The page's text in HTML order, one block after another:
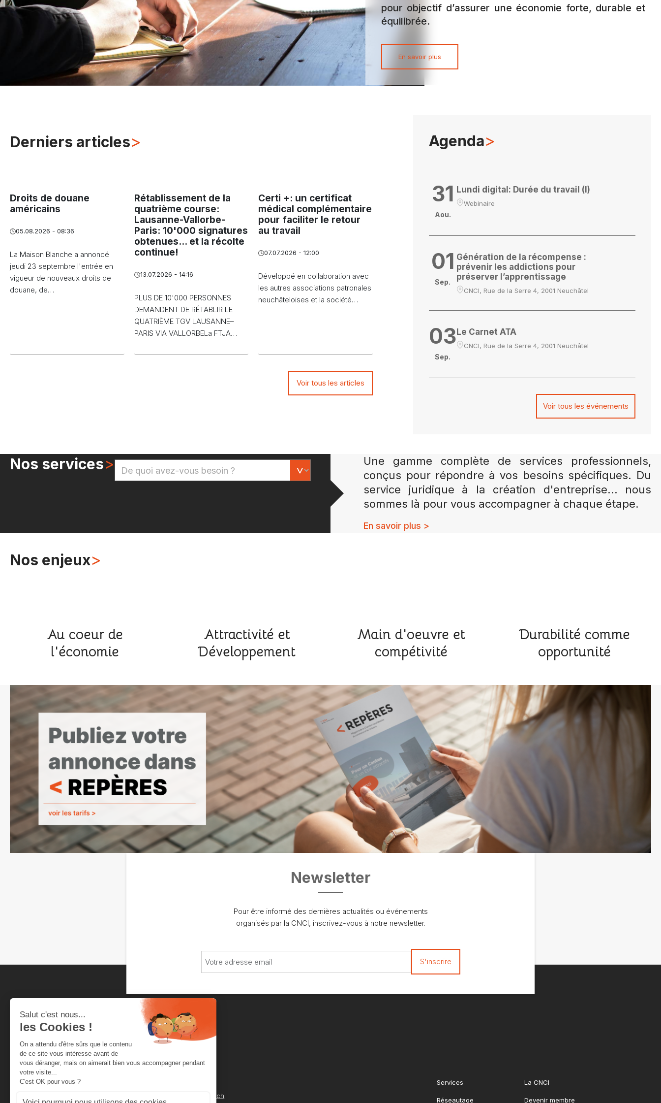
pour objectif d’assurer une économie forte, durable et
équilibrée.
En savoir plus
Derniers articles>
Droits de douane
américains
05.08.2026 - 08:36
La Maison Blanche a annoncé
jeudi 23 septembre l'entrée en
vigueur de nouveaux droits de
douane, de…
Rétablissement de la
quatrième course:
Lausanne-Vallorbe-
Paris: 10'000 signatures
obtenues... et la récolte
continue!
13.07.2026 - 14:16
PLUS DE 10'000 PERSONNES
DEMANDENT DE RÉTABLIR LE
QUATRIÈME TGV LAUSANNE–
PARIS VIA VALLORBELa FTJA…
Certi +: un certificat
médical complémentaire
pour faciliter le retour
au travail
07.07.2026 - 12:00
Développé en collaboration avec
les autres associations patronales
neuchâteloises et la société…
Voir tous les articles
Agenda>
31
Aou.
Lundi digital: Durée du travail (I)
Webinaire
01
Sep.
Génération de la récompense :
prévenir les addictions pour
préserver l’apprentissage
CNCI, Rue de la Serre 4, 2001 Neuchâtel
03
Sep.
Le Carnet ATA
CNCI, Rue de la Serre 4, 2001 Neuchâtel
Voir tous les événements
Nos services>
Une gamme complète de services professionnels,
conçus pour répondre à vos besoins spécifiques. Du
service juridique à la création d'entreprise... nous
sommes là pour vous accompagner à chaque étape.
En savoir plus >
Nos enjeux>
Au coeur de
l'économie
Attractivité et
Développement
Main d'oeuvre et
compétivité
Durabilité comme
opportunité
Newsletter
Pour être informé des dernières actualités ou événements
organisés par la CNCI, inscrivez-vous à notre newsletter.
Chambre neuchâteloise
du commerce et de l'industrie
cnci@cnci.ch
Services
Réseautage
La CNCI
Devenir membre